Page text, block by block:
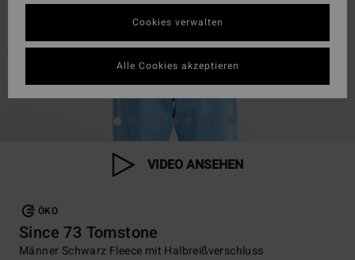
VIDEO ANSEHEN
ÖKO
Since 73 Tomstone
Männer Schwarz Fleece mit Halbreißverschluss
Cookies verwalten
Alle Cookies akzeptieren